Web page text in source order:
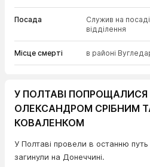
Посада
Служив на
відділення
Місце смерті в районі
У ПОЛТАВІ ПОПРОЩАЛИСЯ
ОЛЕКСАНДРОМ СРІБНИМ
КОВАЛЕНКОМ
У Полтаві провели в останню путь
загинули на Донеччині.